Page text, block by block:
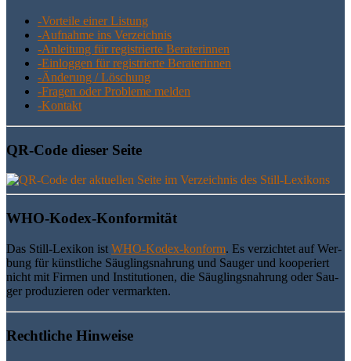
-Vor­tei­le einer Listung
-Auf­nah­me ins Verzeichnis
-Anlei­tung für regis­trier­te Beraterinnen
-Ein­log­gen für regis­trier­te Beraterinnen
-Ände­rung / Löschung
-Fra­gen oder Pro­ble­me melden
-Kon­takt
QR-Code die­ser Seite
WHO-Kodex-Kon­for­mi­tät
Das Still-Lexi­kon ist WHO-Kodex-kon­form. Es ver­zich­tet auf Wer­
bung für künst­li­che Säug­lings­nah­rung und Sau­ger und koope­riert
nicht mit Fir­men und Insti­tu­tio­nen, die Säug­lings­nah­rung oder Sau­
ger pro­du­zie­ren oder vermarkten.
Recht­li­che Hinweise